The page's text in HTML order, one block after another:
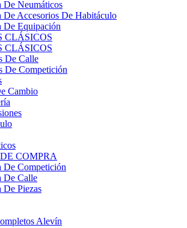
De Neumáticos
De Accesorios De Habitáculo
De Equipación
CLÁSICOS
CLÁSICOS
De Calle
De Competición
Cambio
COMPRA
De Competición
De Calle
De Piezas
Alevín